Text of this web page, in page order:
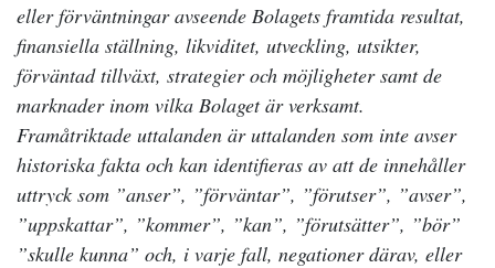
eller förväntningar avseende Bolagets framtida resultat,
finansiella ställning, likviditet, utveckling, utsikter,
förväntad tillväxt, strategier och möjligheter samt de
marknader inom vilka Bolaget är verksamt.
Framåtriktade uttalanden är uttalanden som inte avser
historiska fakta och kan identifieras av att de innehåller
uttryck som ”anser”, ”förväntar”, ”förutser”, ”avser”,
”uppskattar”, ”kommer”, ”kan”, ”förutsätter”, ”bör”
”skulle kunna” och, i varje fall, negationer därav, eller